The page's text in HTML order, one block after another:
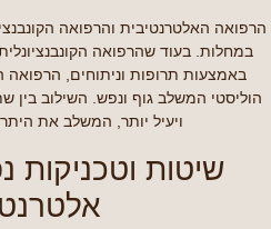
הרפואה האלטרנטיבית והרפואה
במחלות. בעוד שהרפואה
באמצעות תרופות וניתוחים,
הוליסטי המשלב גוף ונפש. השילוב בין
ויעיל יותר, המשלב את
שיטות וטכניקות